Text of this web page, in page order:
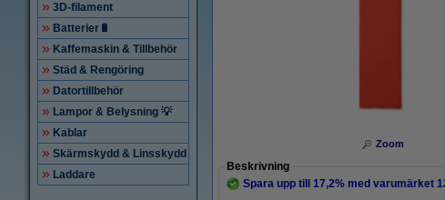
3D-filament
Batterier🔋
Kaffemaskin & Tillbehör
Städ & Rengöring
Datortillbehör
Lampor & Belysning 💡
Kablar
Skärmskydd & Linsskydd
Laddare
Zoom
Beskrivning
Spara upp till 17,2% med varumärket